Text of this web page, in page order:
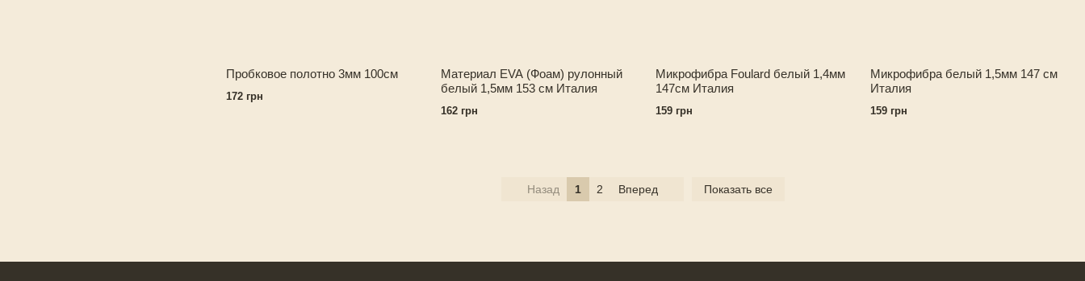
Пробковое полотно 3мм 100см
172 грн
Материал EVA (Фоам) рулонный
белый 1,5мм 153 см Италия
162 грн
Микрофибра Foulard белый 1,4мм
147см Италия
159 грн
Микрофибра белый 1,5мм 147 см
Италия
159 грн
Назад 1 2 Вперед Показать все